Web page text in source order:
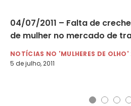
04/07/2011 – Falta de
de mulher no mercado de
NOTÍCIAS NO 'MULHERES DE
5 de julho, 2011